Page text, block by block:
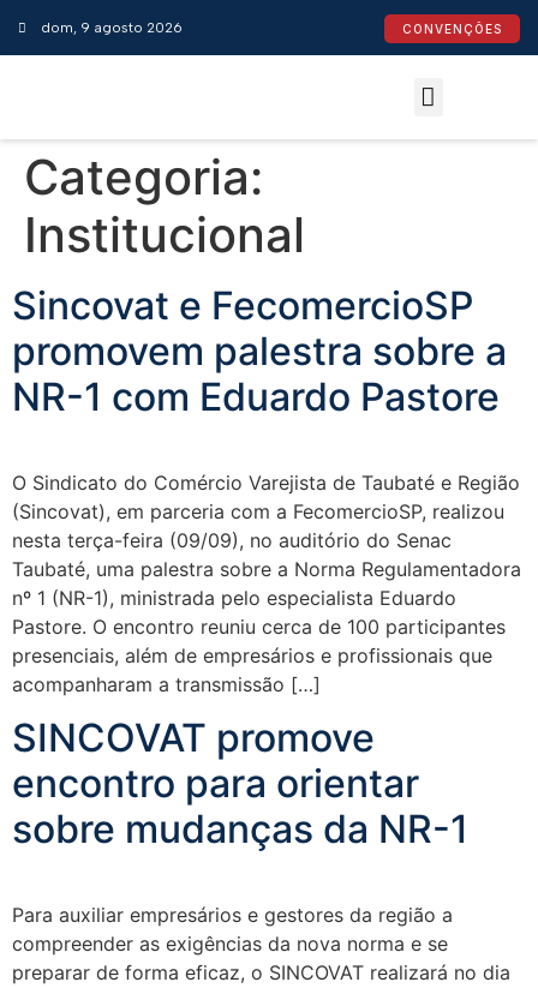
dom, 9 agosto 2026 CONVENÇÕES
Categoria:
Institucional
Sincovat e FecomercioSP
promovem palestra sobre a
NR-1 com Eduardo Pastore
O Sindicato do Comércio Varejista de Taubaté e Região
(Sincovat), em parceria com a FecomercioSP, realizou
nesta terça-feira (09/09), no auditório do Senac
Taubaté, uma palestra sobre a Norma Regulamentadora
nº 1 (NR-1), ministrada pelo especialista Eduardo
Pastore. O encontro reuniu cerca de 100 participantes
presenciais, além de empresários e profissionais que
acompanharam a transmissão […]
SINCOVAT promove
encontro para orientar
sobre mudanças da NR-1
Para auxiliar empresários e gestores da região a
compreender as exigências da nova norma e se
preparar de forma eficaz, o SINCOVAT realizará no dia